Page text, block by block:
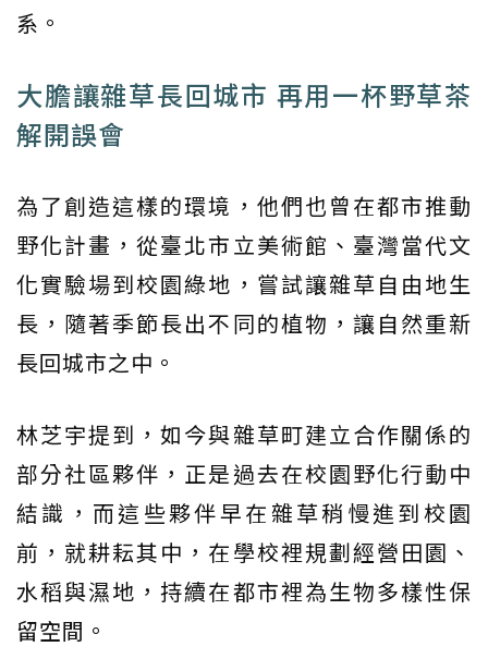
系。
大膽讓雜草長回城市 再用一杯野草茶
解開誤會
為了創造這樣的環境，他們也曾在都市推動
野化計畫，從臺北市立美術館、臺灣當代文
化實驗場到校園綠地，嘗試讓雜草自由地生
長，隨著季節長出不同的植物，讓自然重新
長回城市之中。
林芝宇提到，如今與雜草町建立合作關係的
部分社區夥伴，正是過去在校園野化行動中
結識，而這些夥伴早在雜草稍慢進到校園
前，就耕耘其中，在學校裡規劃經營田園、
水稻與濕地，持續在都市裡為生物多樣性保
留空間。